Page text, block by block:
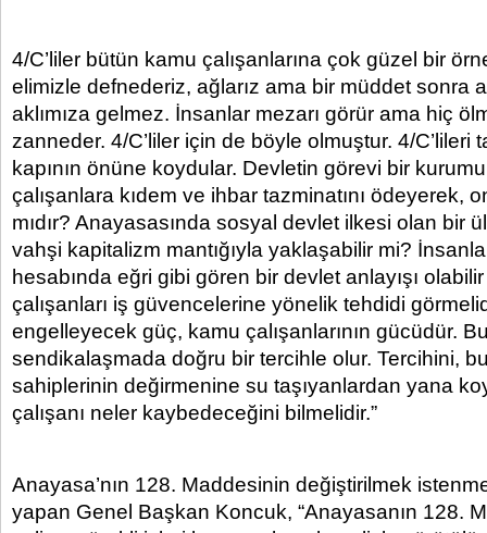
4/C’liler bütün kamu çalışanlarına çok güzel bir
elimizle defnederiz, ağlarız ama bir müddet sonra
aklımıza gelmez. İnsanlar mezarı görür ama hiç
zanneder. 4/C’liler için de böyle olmuştur. 4/C’lileri
kapının önüne koydular. Devletin görevi bir
çalışanlara kıdem ve ihbar tazminatını ödeyerek,
mıdır? Anayasasında sosyal devlet ilkesi olan bir
vahşi kapitalizm mantığıyla yaklaşabilir mi?
hesabında eğri gibi gören bir devlet anlayışı
çalışanları iş güvencelerine yönelik tehdidi
engelleyecek güç, kamu çalışanlarının gücüdür.
sendikalaşmada doğru bir tercihle olur. Tercihini,
sahiplerinin değirmenine su taşıyanlardan yana
çalışanı neler kaybedeceğini bilmelidir.”
Anayasa’nın 128. Maddesinin değiştirilmek
yapan Genel Başkan Koncuk, “Anayasanın 128.